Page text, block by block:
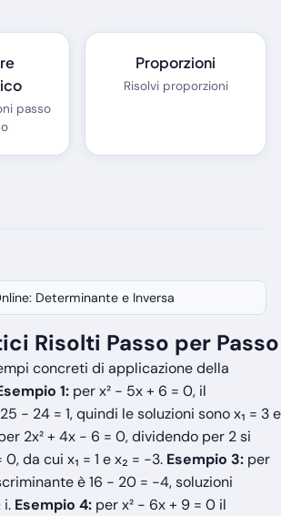
passo
Proporzioni
Risolvi proporzioni
Determinante e Inversa
Risolti Passo per Passo
concreti di applicazione della
1: per x² − 5x + 6 = 0, il
− 24 = 1, quindi le soluzioni sono x₁ = 3 e
2x² + 4x − 6 = 0, dividendo per 2 si
da cui x₁ = 1 e x₂ = −3. Esempio 3: per
è 16 − 20 = −4, soluzioni
i. Esempio 4: per x² − 6x + 9 = 0 il